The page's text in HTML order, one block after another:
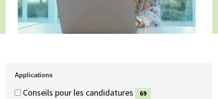
Applications
Applications
Applications
Conseils pour les candidatures
69